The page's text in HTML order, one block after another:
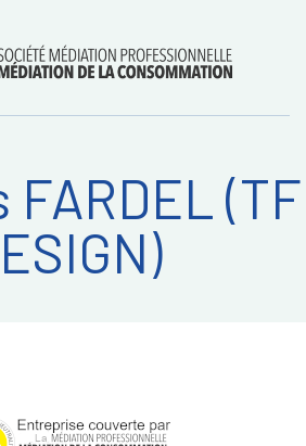
et
avec
de la
FARDEL (TF